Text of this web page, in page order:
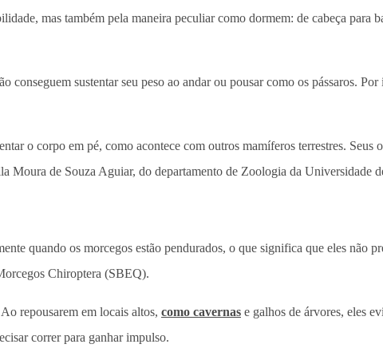
mas também pela maneira peculiar como dormem: de cabeça para
sustentar seu peso ao andar ou pousar como os pássaros.
o corpo em pé, como acontece com outros mamíferos terrestres. Seus
Moura de Souza Aguiar, do departamento de Zoologia da Universidade
quando os morcegos estão pendurados, o que significa que eles não
Chiroptera (SBEQ).
repousarem em locais altos, como cavernas e galhos de árvores, eles
correr para ganhar impulso.